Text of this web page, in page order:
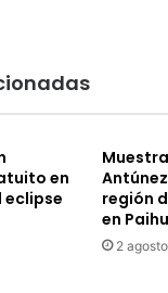
en
eclipse
región
en
2